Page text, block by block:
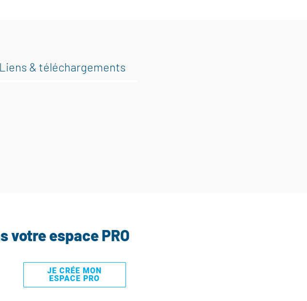
Liens & téléchargements
votre espace PRO
JE CRÉE MON
ESPACE PRO